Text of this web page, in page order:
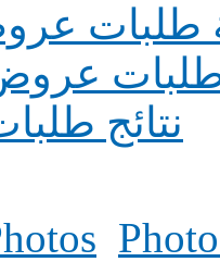
طلبات
طلبات
نتائج